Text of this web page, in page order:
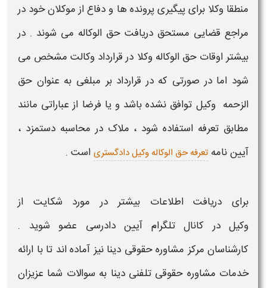
منطقاوکلابرای پیگیری پرونده ها و دفاع از موکلان خود در
مراجع قضایی مستحق دریافت حق الوکاله می شوند . در
بیشتر اوقات حق الوکالهوکلا در قرارداد وکالت مشخص می
شود اما در صورتی که در قرارداد بر مبلغی به عنوان حق
الزحمهوکیل توافق نشده باشد و یا فرضا از عباراتی مانند
مطابق تعرفه استفاده شود ، ملاک در محاسبه دستمزد ،
آیین نامه تعرفه حق الوکاله وکیل دادگستری است .
برای دریافت اطلاعات بیشتر در مورد شکایت از
وکیل در کانال تلگرام آیین دادرسی عضو شوید .
کارشناسان مرکز مشاوره حقوقی دینانیز آماده اند تا با ارائه
خدمات مشاوره حقوقی تلفنی دینا به سوالات شما عزیزان